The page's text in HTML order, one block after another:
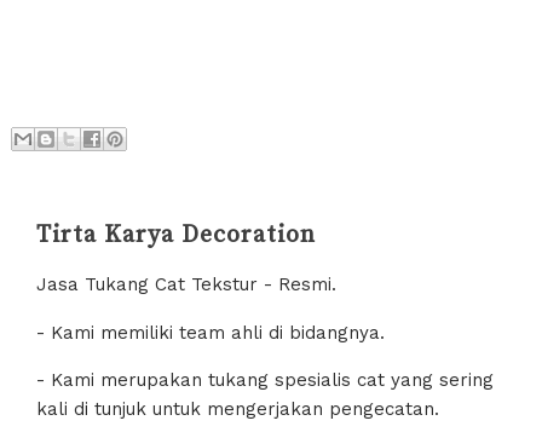
Tirta Karya Decoration
Jasa Tukang Cat Tekstur - Resmi.
- Kami memiliki team ahli di bidangnya.
- Kami merupakan tukang spesialis cat yang sering
kali di tunjuk untuk mengerjakan pengecatan.